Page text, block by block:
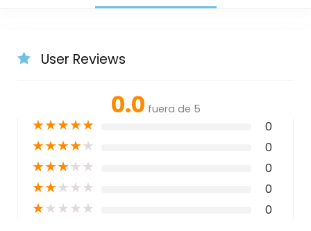
User Reviews
0.0 fuera de 5
★★★★★ 0
★★★★★ 0
★★★★★ 0
★★★★★ 0
★★★★★ 0